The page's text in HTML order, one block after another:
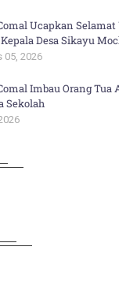
Ucapkan
Desa Sikayu
05, 2026
Imbau Orang
Sekolah